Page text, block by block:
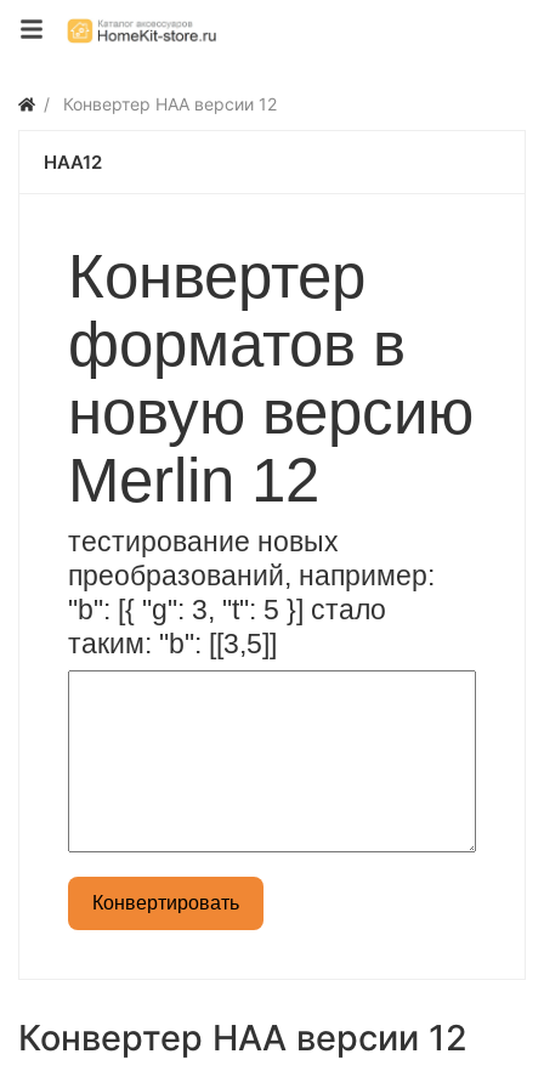
Конвертер HAA версии 12
HAA12
Конвертер
форматов в
новую версию
Merlin 12
тестирование новых
преобразований, например:
"b": [{ "g": 3, "t": 5 }] стало
таким: "b": [[3,5]]
Конвертировать
Конвертер HAA версии 12